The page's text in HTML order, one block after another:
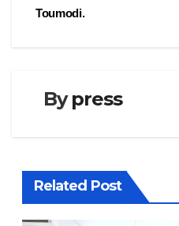
Toumodi.
Bypress
Related Post